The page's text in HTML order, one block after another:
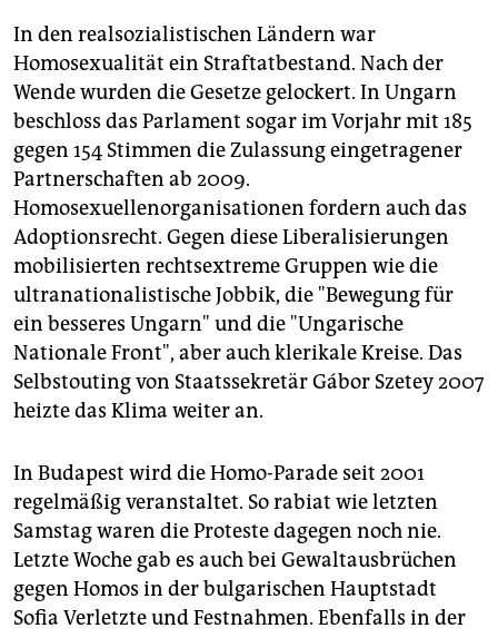
In den realsozialistischen Ländern war
Homosexualität ein Straftatbestand. Nach der
Wende wurden die Gesetze gelockert. In Ungarn
beschloss das Parlament sogar im Vorjahr mit 185
gegen 154 Stimmen die Zulassung eingetragener
Partnerschaften ab 2009.
Homosexuellenorganisationen fordern auch das
Adoptionsrecht. Gegen diese Liberalisierungen
mobilisierten rechtsextreme Gruppen wie die
ultranationalistische Jobbik, die "Bewegung für
ein besseres Ungarn" und die "Ungarische
Nationale Front", aber auch klerikale Kreise. Das
Selbstouting von Staatssekretär Gábor Szetey 2007
heizte das Klima weiter an.
In Budapest wird die Homo-Parade seit 2001
regelmäßig veranstaltet. So rabiat wie letzten
Samstag waren die Proteste dagegen noch nie.
Letzte Woche gab es auch bei Gewaltausbrüchen
gegen Homos in der bulgarischen Hauptstadt
Sofia Verletzte und Festnahmen. Ebenfalls in der